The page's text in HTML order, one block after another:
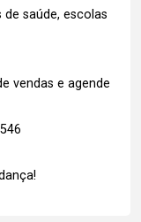
saúde, escolas
vendas e agende